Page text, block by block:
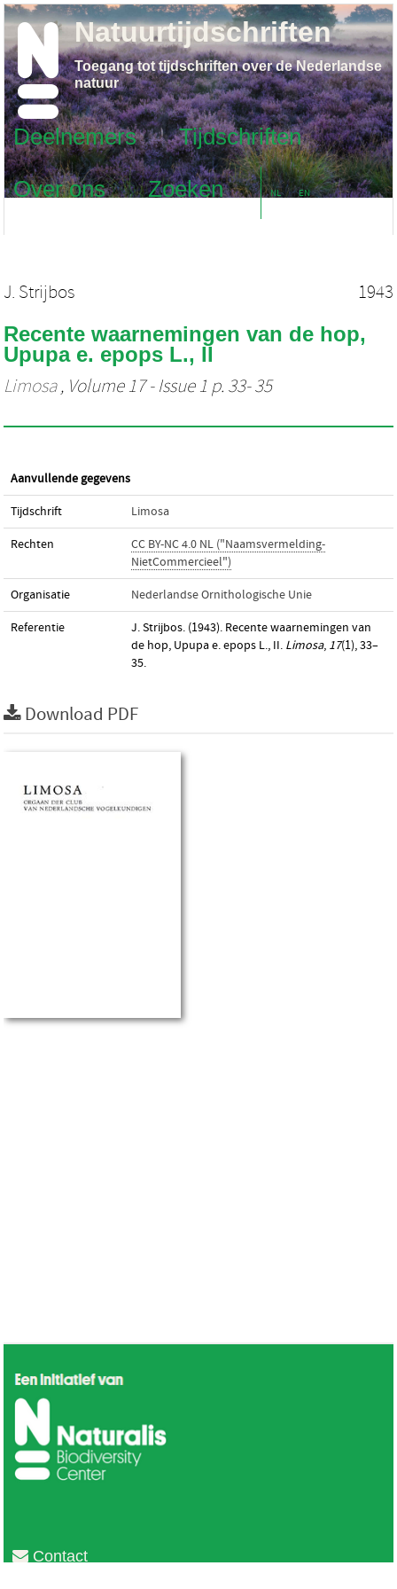
Deelnemers
Tijdschriften
Over ons
Zoeken NL EN
Natuurtijdschriften
Toegang tot tijdschriften over de Nederlandse
natuur
J. Strijbos 1943
Recente waarnemingen van de hop,
Upupa e. epops L., II
Limosa, Volume 17 - Issue 1 p. 33- 35
Aanvullende gegevens
Tijdschrift Limosa
Rechten
CC BY-NC 4.0 NL ("Naamsvermelding-
NietCommercieel")
Organisatie Nederlandse Ornithologische Unie
Referentie
J. Strijbos. (1943). Recente waarnemingen van
de hop, Upupa e. epops L., II. Limosa, 17(1), 33–
35.
Download PDF
Contact